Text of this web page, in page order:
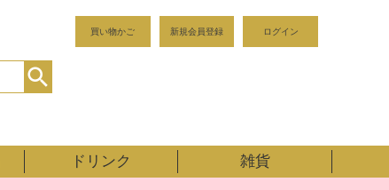
買い物かご 新規会員登録 ログイン
ドリンク 雑貨